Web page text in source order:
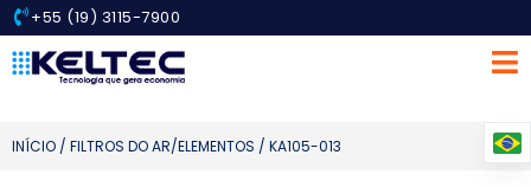
+55 (19) 3115-7900
INÍCIO / FILTROS DO AR/ELEMENTOS / KA105-013